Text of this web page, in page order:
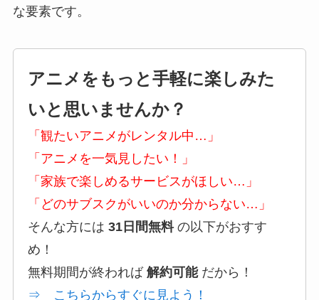
な要素です。
アニメをもっと手軽に楽しみた
いと思いませんか？
「観たいアニメがレンタル中…」
「アニメを一気見したい！」
「家族で楽しめるサービスがほしい…」
「どのサブスクがいいのか分からない…」
そんな方には 31日間無料の以下がおすす
め！
無料期間が終われば 解約可能だから！
⇒ こちらからすぐに見よう！